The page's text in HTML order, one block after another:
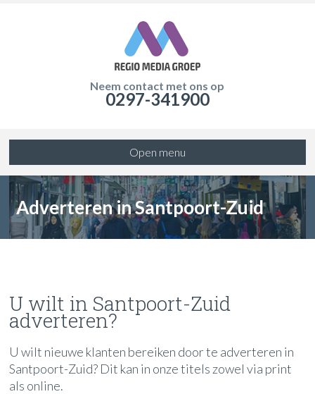
Neem contact met ons op
0297-341900
Open menu
Adverteren in Santpoort-Zuid
U wilt in Santpoort-Zuid
adverteren?
U wilt nieuwe klanten bereiken door te adverteren in
Santpoort-Zuid? Dit kan in onze titels zowel via print
als online.